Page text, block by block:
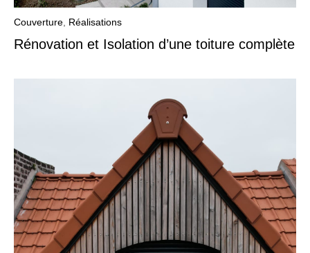
Couverture Réalisations
Rénovation et Isolation d’une toiture complète